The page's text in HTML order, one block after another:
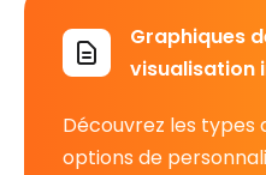
Graphiques
visualisation
Découvrez les types
options de